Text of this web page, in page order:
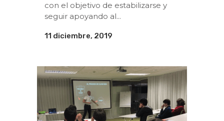
con el objetivo de estabilizarse y
seguir apoyando al...
11 diciembre, 2019